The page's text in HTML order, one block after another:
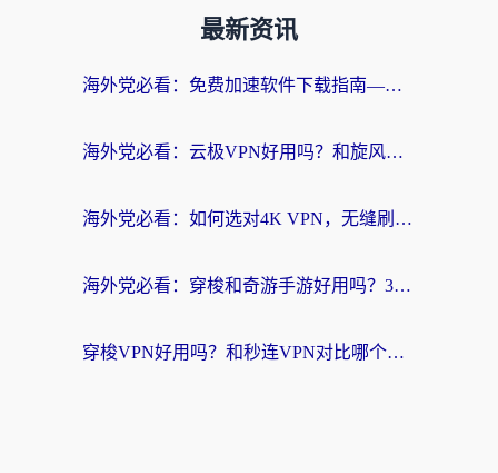
最新资讯
海外党必看：免费加速软件下载指南——无缝访问国内资源的正确打开方式
海外党必看：云极VPN好用吗？和旋风VPN对比哪个回国效果更好？附真实体验+选择攻略
海外党必看：如何选对4K VPN，无缝刷国内剧听网易云？
海外党必看：穿梭和奇游手游好用吗？3步选对回国加速器，流畅看CCTV5海外直播
穿梭VPN好用吗？和秒连VPN对比哪个回国效果更好？海外党亲测实用指南